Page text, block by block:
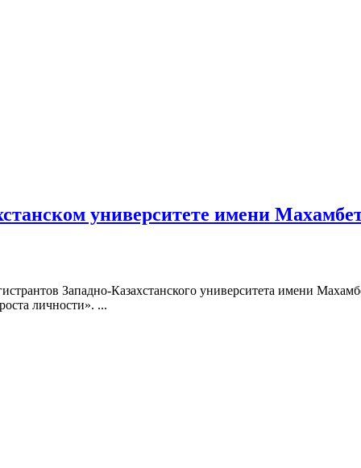
университете имени
Западно-Казахстанского университета имени
личности». ...